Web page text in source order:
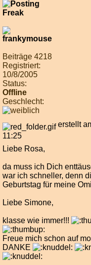
Beiträge 4218
Registriert:
10/8/2005
Status:
Offline
Geschlecht:
erstellt
11:25
Liebe Rosa,
da muss ich Dich
war ich schneller, denn
Geburtstag für meine Omi
Liebe Simone,
klasse wie immer!!!
Freue mich schon auf
DANKE